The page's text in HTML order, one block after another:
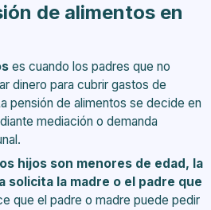
de alimentos en
es cuando los padres que no
dinero para cubrir gastos de
pensión de alimentos se decide en
mediación o demanda
hijos son menores de edad, la
solicita la madre o el padre que
que el padre o madre puede pedir